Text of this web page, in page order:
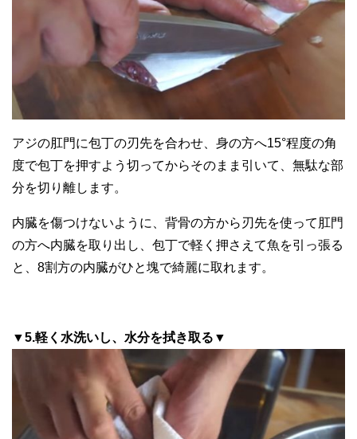
アジの肛門に包丁の刃先を合わせ、身の方へ15°程度の角
度で包丁を押すよう切ってからそのまま引いて、無駄な部
分を切り離します。
内臓を傷つけないように、背骨の方から刃先を使って肛門
の方へ内臓を取り出し、包丁で軽く押さえて魚を引っ張る
と、8割方の内臓がひと塊で綺麗に取れます。
▼5.軽く水洗いし、水分を拭き取る▼